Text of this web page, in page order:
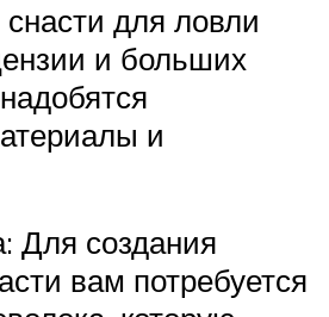
для ловли
и больших
и
Для создания
вам потребуется